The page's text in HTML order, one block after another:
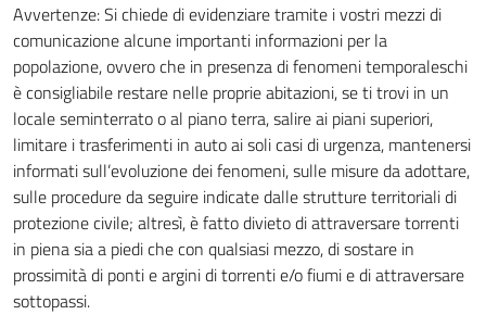
Avvertenze: Si chiede di evidenziare tramite i vostri mezzi di
comunicazione alcune importanti informazioni per la
popolazione, ovvero che in presenza di fenomeni temporaleschi
è consigliabile restare nelle proprie abitazioni, se ti trovi in un
locale seminterrato o al piano terra, salire ai piani superiori,
limitare i trasferimenti in auto ai soli casi di urgenza, mantenersi
informati sull’evoluzione dei fenomeni, sulle misure da adottare,
sulle procedure da seguire indicate dalle strutture territoriali di
protezione civile; altresì, è fatto divieto di attraversare torrenti
in piena sia a piedi che con qualsiasi mezzo, di sostare in
prossimità di ponti e argini di torrenti e/o fiumi e di attraversare
sottopassi.